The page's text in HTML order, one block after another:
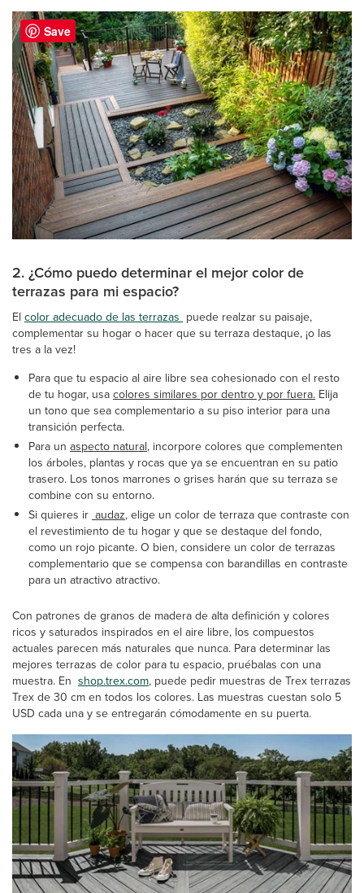
2. ¿Cómo puedo determinar el mejor color de
terrazas para mi espacio?
El color adecuado de las terrazas puede realzar su paisaje,
complementar su hogar o hacer que su terraza destaque, ¡o las
tres a la vez!
Para que tu espacio al aire libre sea cohesionado con el resto
de tu hogar, usacolores similares por dentro y por fuera. Elija
un tono que sea complementario a su piso interior para una
transición perfecta.
Para un aspecto natural, incorpore colores que complementen
los árboles, plantas y rocas que ya se encuentran en su patio
trasero. Los tonos marrones o grises harán que su terraza se
combine con su entorno.
Si quieres ir audaz, elige un color de terraza que contraste con
el revestimiento de tu hogar y que se destaque del fondo,
como un rojo picante. O bien, considere un color de terrazas
complementario que se compensa con barandillas en contraste
para un atractivo atractivo.
Con patrones de granos de madera de alta definición y colores
ricos y saturados inspirados en el aire libre, los compuestos
actuales parecen más naturales que nunca. Para determinar las
mejores terrazas de color para tu espacio, pruébalas con una
muestra. En shop.trex.com, puede pedir muestras de Trex terrazas
Trex de 30 cm en todos los colores. Las muestras cuestan solo 5
USD cada una y se entregarán cómodamente en su puerta.
Save